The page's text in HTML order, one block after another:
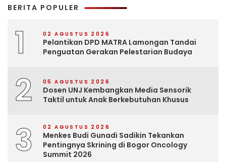
BERITA POPULER
1 02 AGUSTUS 2026
Pelantikan DPD MATRA Lamongan Tandai
Penguatan Gerakan Pelestarian Budaya
2 05 AGUSTUS 2026
Dosen UNJ Kembangkan Media Sensorik
Taktil untuk Anak Berkebutuhan Khusus
3 02 AGUSTUS 2026
Menkes Budi Gunadi Sadikin Tekankan
Pentingnya Skrining di Bogor Oncology
Summit 2026